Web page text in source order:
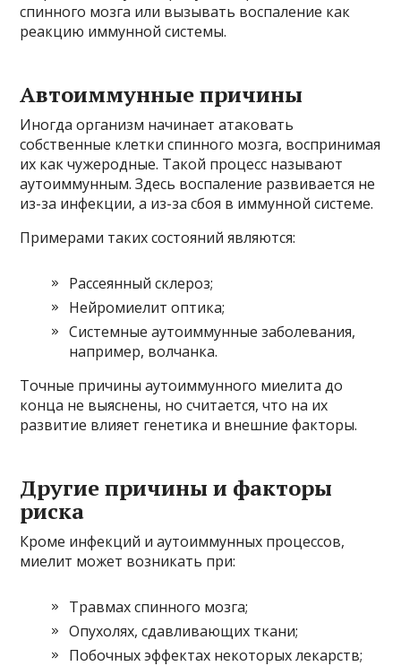
спинного мозга или вызывать воспаление как
реакцию иммунной системы.
Автоиммунные причины
Иногда организм начинает атаковать
собственные клетки спинного мозга, воспринимая
их как чужеродные. Такой процесс называют
аутоиммунным. Здесь воспаление развивается не
из-за инфекции, а из-за сбоя в иммунной системе.
Примерами таких состояний являются:
Рассеянный склероз;
Нейромиелит оптика;
Системные аутоиммунные заболевания,
например, волчанка.
Точные причины аутоиммунного миелита до
конца не выяснены, но считается, что на их
развитие влияет генетика и внешние факторы.
Другие причины и факторы
риска
Кроме инфекций и аутоиммунных процессов,
миелит может возникать при:
Травмах спинного мозга;
Опухолях, сдавливающих ткани;
Побочных эффектах некоторых лекарств;